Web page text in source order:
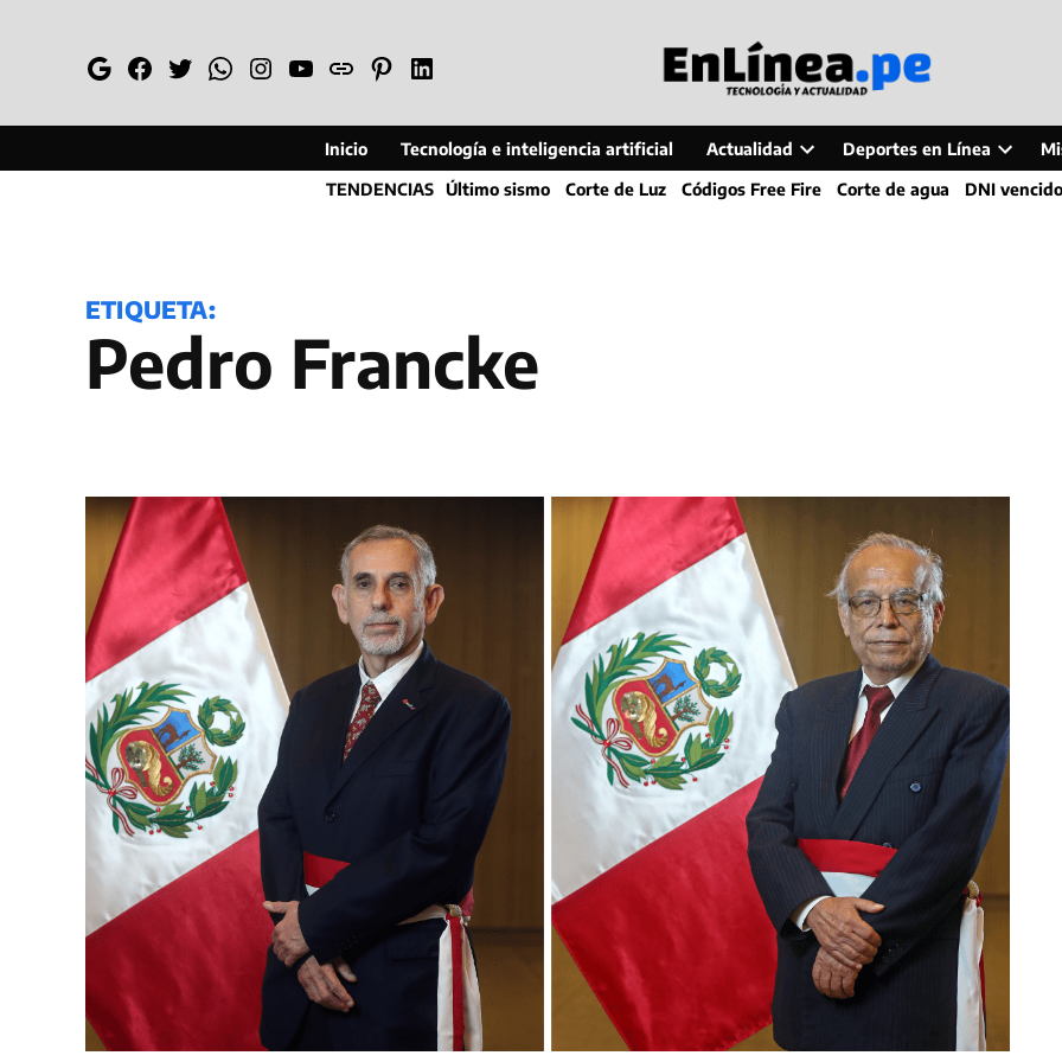
GoogleFacebook
TwitterWhatsapp
Instagram
YouTube
WebPinterestLinkedin
Inicio Tecnología e inteligencia artificial Actualidad
Open
dropdown
Deportes en Línea
Open
dropdown
TENDENCIAS Último sismo Corte de Luz Códigos Free Fire Corte de agua DNI vencido
ETIQUETA:
Pedro Francke